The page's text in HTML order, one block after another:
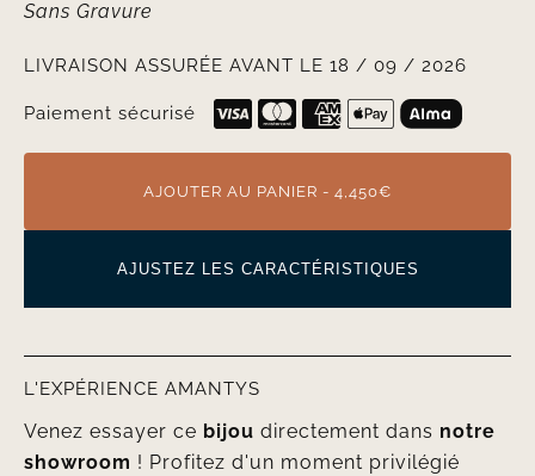
Sans Gravure
LIVRAISON ASSURÉE AVANT LE 18 / 09 / 2026
Paiement sécurisé
AJOUTER AU PANIER - 4,450€
AJUSTEZ LES CARACTÉRISTIQUES
L'EXPÉRIENCE AMANTYS
Venez essayer ce bijou directement dans notre
showroom ! Profitez d'un moment privilégié